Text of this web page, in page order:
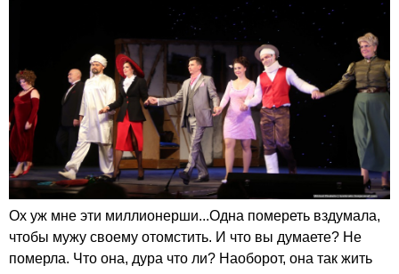
Ох уж мне эти миллионерши...Одна помереть вздумала,
чтобы мужу своему отомстить. И что вы думаете? Не
померла. Что она, дура что ли? Наоборот, она так жить